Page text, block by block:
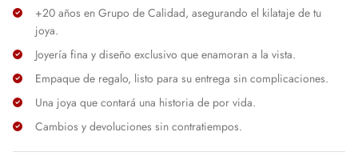
+20 años en Grupo de Calidad, asegurando el kilataje de tu
joya.
Joyería fina y diseño exclusivo que enamoran a la vista.
Empaque de regalo, listo para su entrega sin complicaciones.
Una joya que contará una historia de por vida.
Cambios y devoluciones sin contratiempos.